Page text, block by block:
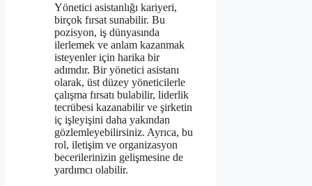
Yönetici asistanlığı kariyeri,
birçok fırsat sunabilir. Bu
pozisyon, iş dünyasında
ilerlemek ve anlam kazanmak
isteyenler için harika bir
adımdır. Bir yönetici asistanı
olarak, üst düzey yöneticilerle
çalışma fırsatı bulabilir, liderlik
tecrübesi kazanabilir ve şirketin
iç işleyişini daha yakından
gözlemleyebilirsiniz. Ayrıca, bu
rol, iletişim ve organizasyon
becerilerinizin gelişmesine de
yardımcı olabilir.